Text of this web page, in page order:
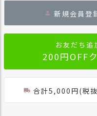
新規会員登
お友だち
200円OFF
合計5,000円(税